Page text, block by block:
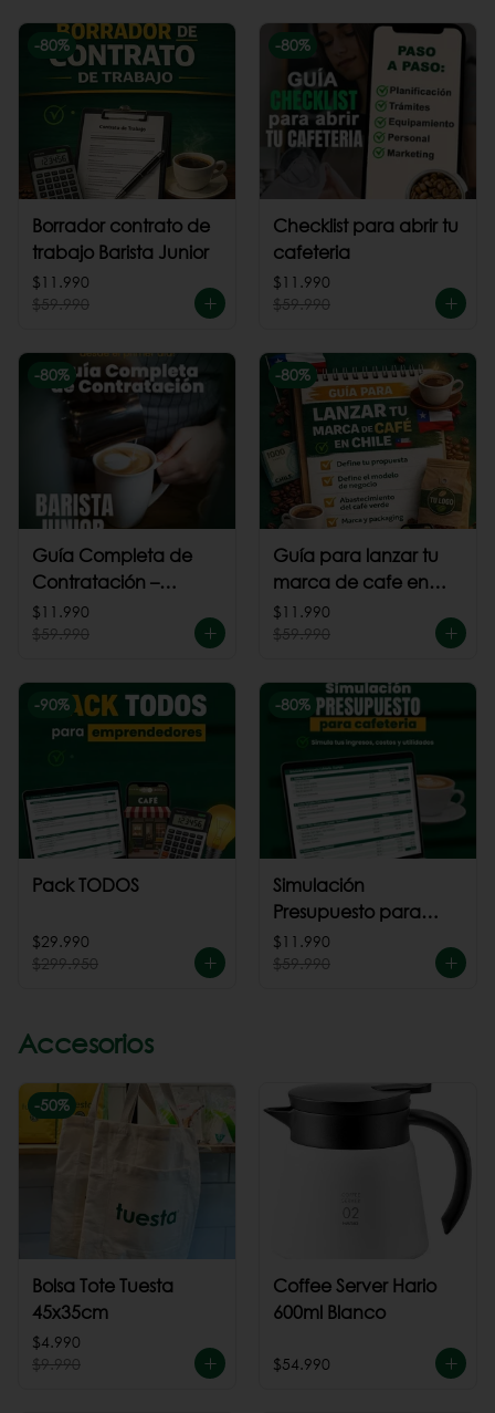
-80%
Borrador contrato de
trabajo Barista Junior
$11.990
$59.990
-80%
Checklist para abrir tu
cafeteria
$11.990
$59.990
-80%
Guía Completa de
Contratación –
Barista Junior
$11.990
$59.990
-80%
Guía para lanzar tu
marca de cafe en
Chile
$11.990
$59.990
-90%
Pack TODOS
$29.990
$299.950
-80%
Simulación
Presupuesto para
cafeteria
$11.990
$59.990
Accesorios
-50%
Bolsa Tote Tuesta
45x35cm
$4.990
$9.990
Coffee Server Hario
600ml Blanco
$54.990